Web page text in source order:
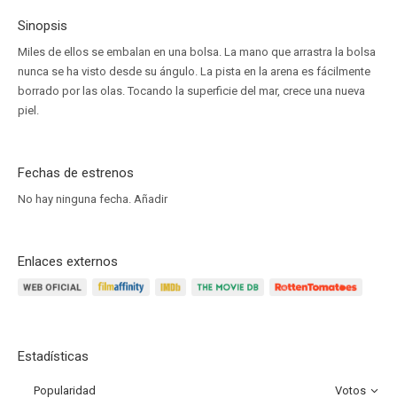
Sinopsis
Miles de ellos se embalan en una bolsa. La mano que arrastra la bolsa
nunca se ha visto desde su ángulo. La pista en la arena es fácilmente
borrado por las olas. Tocando la superficie del mar, crece una nueva
piel.
Fechas de estrenos
No hay ninguna fecha. Añadir
Enlaces externos
Estadísticas
Popularidad Votos